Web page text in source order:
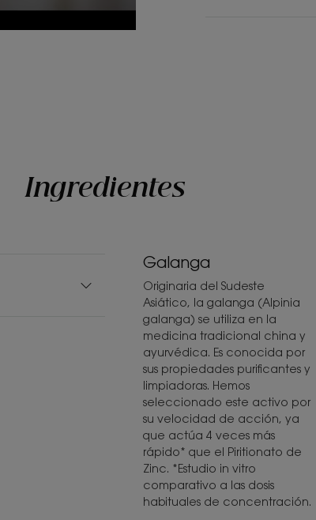
Ingredientes
Galanga
Originaria del Sudeste
Asiático, la galanga (Alpinia
galanga) se utiliza en la
medicina tradicional china y
ayurvédica. Es conocida por
sus propiedades purificantes y
limpiadoras. Hemos
seleccionado este activo por
su velocidad de acción, ya
que actúa 4 veces más
rápido* que el Piritionato de
Zinc. *Estudio in vitro
comparativo a las dosis
habituales de concentración.